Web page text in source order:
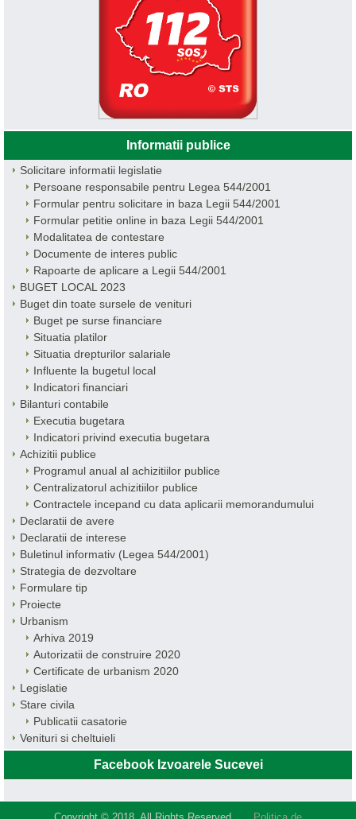
Informatii publice
Solicitare informatii legislatie
Persoane responsabile pentru Legea 544/2001
Formular pentru solicitare in baza Legii 544/2001
Formular petitie online in baza Legii 544/2001
Modalitatea de contestare
Documente de interes public
Rapoarte de aplicare a Legii 544/2001
BUGET LOCAL 2023
Buget din toate sursele de venituri
Buget pe surse financiare
Situatia platilor
Situatia drepturilor salariale
Influente la bugetul local
Indicatori financiari
Bilanturi contabile
Executia bugetara
Indicatori privind executia bugetara
Achizitii publice
Programul anual al achizitiilor publice
Centralizatorul achizitiilor publice
Contractele incepand cu data aplicarii memorandumului
Declaratii de avere
Declaratii de interese
Buletinul informativ (Legea 544/2001)
Strategia de dezvoltare
Formulare tip
Proiecte
Urbanism
Arhiva 2019
Autorizatii de construire 2020
Certificate de urbanism 2020
Legislatie
Stare civila
Publicatii casatorie
Venituri si cheltuieli
Facebook Izvoarele Sucevei